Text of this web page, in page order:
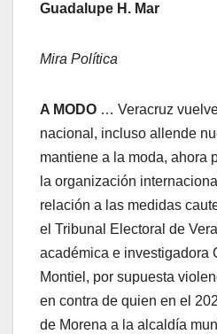
Guadalupe H. Mar
Mira Política
A MODO … Veracruz
nacional, incluso allende
mantiene a la moda, ahora
la organización
relación a las medidas
el Tribunal Electoral de
académica e investigadora
Montiel, por supuesta
en contra de quien en el
de Morena a la alcaldía